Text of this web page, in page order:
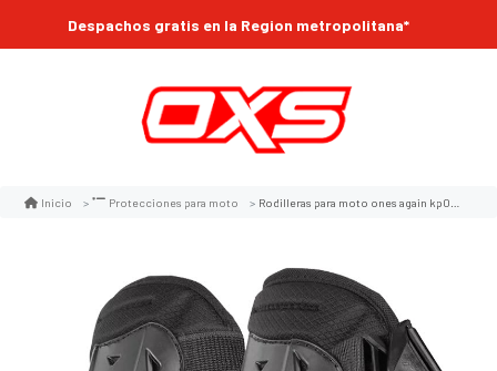
Despachos gratis en la Region metropolitana*
Inicio Protecciones para moto Rodilleras para moto ones again kp02 ce nivel 1